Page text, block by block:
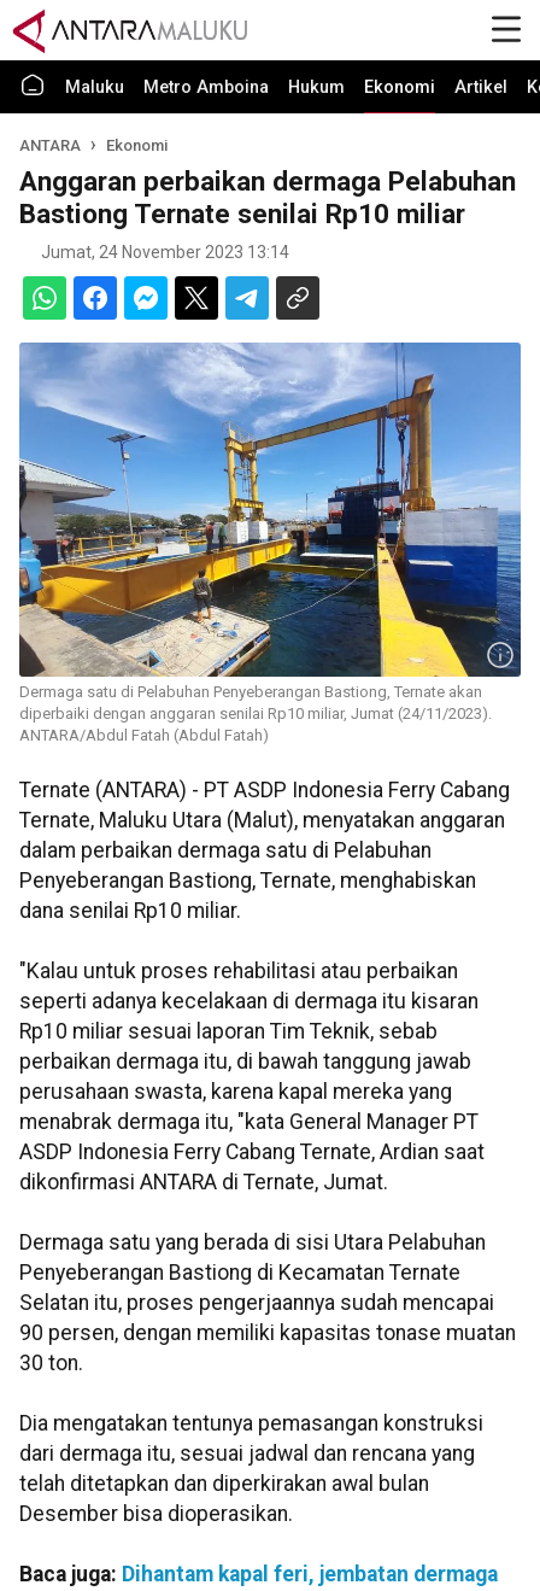
Maluku Metro Amboina Hukum Ekonomi Artikel
ANTARA Ekonomi
Anggaran perbaikan dermaga Pelabuhan
Bastiong Ternate senilai Rp10 miliar
Jumat, 24 November 2023 13:14
Dermaga satu di Pelabuhan Penyeberangan Bastiong, Ternate akan
diperbaiki dengan anggaran senilai Rp10 miliar, Jumat (24/11/2023).
ANTARA/Abdul Fatah (Abdul Fatah)
Ternate (ANTARA) - PT ASDP Indonesia Ferry Cabang
Ternate, Maluku Utara (Malut), menyatakan anggaran
dalam perbaikan dermaga satu di Pelabuhan
Penyeberangan Bastiong, Ternate, menghabiskan
dana senilai Rp10 miliar.
"Kalau untuk proses rehabilitasi atau perbaikan
seperti adanya kecelakaan di dermaga itu kisaran
Rp10 miliar sesuai laporan Tim Teknik, sebab
perbaikan dermaga itu, di bawah tanggung jawab
perusahaan swasta, karena kapal mereka yang
menabrak dermaga itu, "kata General Manager PT
ASDP Indonesia Ferry Cabang Ternate, Ardian saat
dikonfirmasi ANTARA di Ternate, Jumat.
Dermaga satu yang berada di sisi Utara Pelabuhan
Penyeberangan Bastiong di Kecamatan Ternate
Selatan itu, proses pengerjaannya sudah mencapai
90 persen, dengan memiliki kapasitas tonase muatan
30 ton.
Dia mengatakan tentunya pemasangan konstruksi
dari dermaga itu, sesuai jadwal dan rencana yang
telah ditetapkan dan diperkirakan awal bulan
Desember bisa dioperasikan.
Baca juga: Dihantam kapal feri, jembatan dermaga